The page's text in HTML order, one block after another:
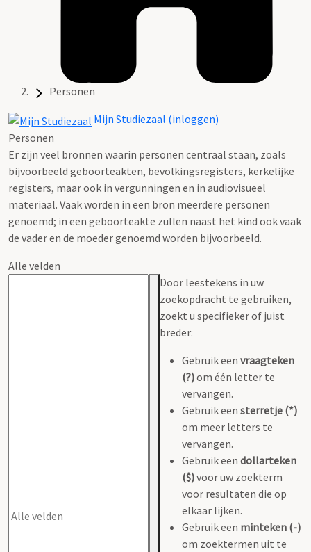
Personen
Mijn Studiezaal (inloggen)
Personen
Er zijn veel bronnen waarin personen centraal staan, zoals
bijvoorbeeld geboorteakten, bevolkingsregisters, kerkelijke
registers, maar ook in vergunningen en in audiovisueel
materiaal. Vaak worden in een bron meerdere personen
genoemd; in een geboorteakte zullen naast het kind ook vaak
de vader en de moeder genoemd worden bijvoorbeeld.
Alle velden
Door leestekens in uw
zoekopdracht te gebruiken,
zoekt u specifieker of juist
breder:
Gebruik een vraagteken
(?)om één letter te
vervangen.
Gebruik een sterretje (*)
om meer letters te
vervangen.
Gebruik een dollarteken
($)voor uw zoekterm
voor resultaten die op
elkaar lijken.
Gebruik een minteken (-)
om zoektermen uit te